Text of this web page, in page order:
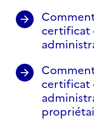
certificat
certificat